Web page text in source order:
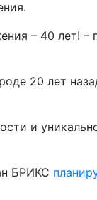
– 40 лет! –
20 лет
и
БРИКС